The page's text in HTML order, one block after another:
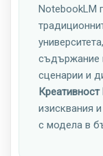
NotebookLM
съдържание
сценарии и
изисквания
с модела в